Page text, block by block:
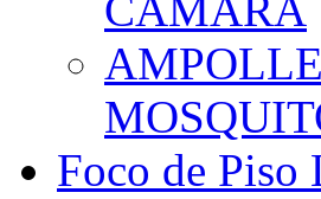
Foco de Piso